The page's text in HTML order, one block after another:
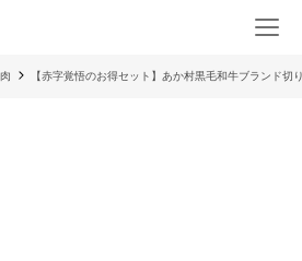
【赤字覚悟のお得セット】あか村黒毛和牛ブランド切